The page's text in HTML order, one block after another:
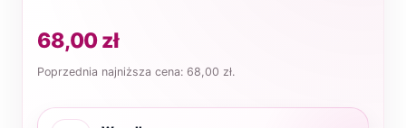
68,00zł
Poprzednia najniższa cena: 68,00 zł.